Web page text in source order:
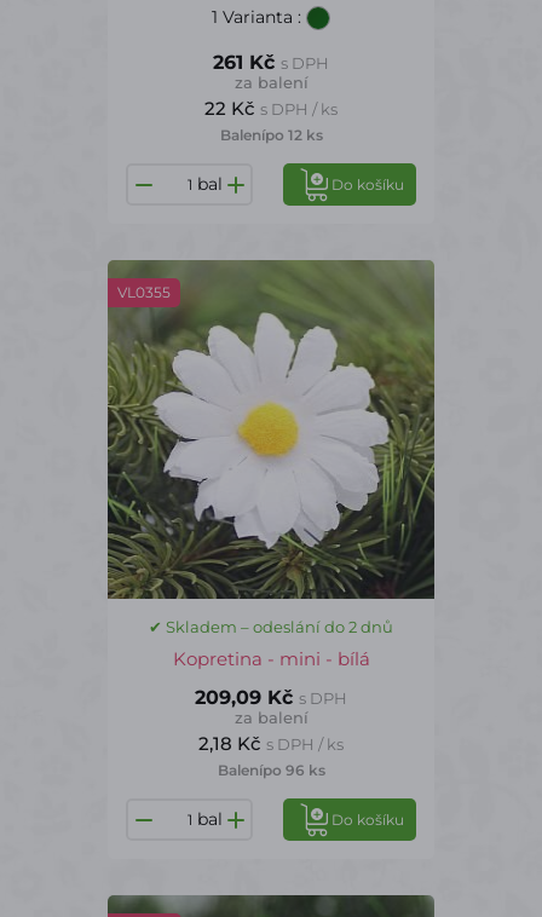
1 Varianta :
261 Kč s DPH
za balení
22 Kč s DPH / ks
Balenípo 12 ks
bal Do košíku
VL0355
✔ Skladem – odeslání do 2 dnů
Kopretina - mini - bílá
209,09 Kč s DPH
za balení
2,18 Kč s DPH / ks
Balenípo 96 ks
bal Do košíku